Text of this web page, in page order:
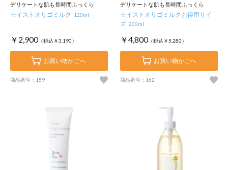
デリケートな肌も長時間ふっくら
モイストオリゴミルク 120ml
￥2,900（税込￥3,190）
お買い物かごへ
商品番号：159
デリケートな肌も長時間ふっくら
モイストオリゴミルクお得用サイ
ズ 200ml
￥4,800（税込￥5,280）
お買い物かごへ
商品番号：162